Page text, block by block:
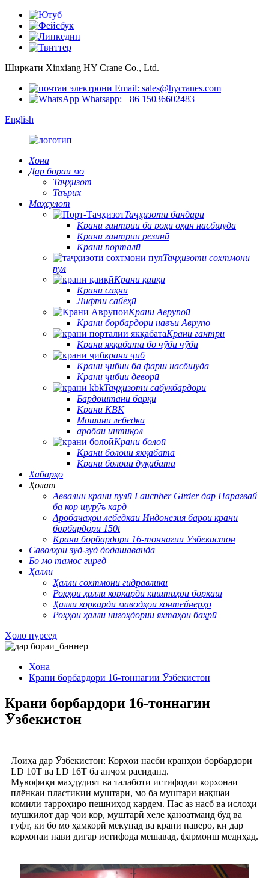
Ширкати Xinxiang HY Crane Co., Ltd.
Email: sales@hycranes.com
Whatsapp: +86 15036602483
English
Хона
Дар бораи мо
Таҷҳизот
Таърих
Маҳсулот
Таҷҳизоти бандарӣ
Крани гантрии ба роҳи оҳан насбшуда
Крани гантрии резинӣ
Крани порталӣ
Таҷҳизоти сохтмони
пул
Крани қаиқӣ
Крани саҳни
Лифти сайёҳӣ
Крани Аврупоӣ
Крани борбардори навъи Аврупо
Крани гантри
Крани якқабата бо чӯби чӯбӣ
крани ҷиб
Крани ҷибии ба фарш насбшуда
Крани ҷибии деворӣ
Таҷҳизоти сабукбардорӣ
Бардоштани барқӣ
Крани KBK
Мошини лебедка
аробаи интиқол
Крани болоӣ
Крани болоии якқабата
Крани болоии дуқабата
Хабарҳо
Ҳолат
Аввалин крани пулӣ Laucnher Girder дар Парагвай
ба кор шурӯъ кард
Аробачаҳои лебедкаи Индонезия барои крани
борбардори 150t
Крани борбардори 16-тоннагии Ӯзбекистон
Саволҳои зуд-зуд додашаванда
Бо мо тамос гиред
Ҳалли
Ҳалли сохтмони гидравликӣ
Роҳҳои ҳалли коркарди киштиҳои боркаш
Ҳалли коркарди маводҳои контейнерҳо
Роҳҳои ҳалли нигоҳдории яхтаҳои баҳрӣ
Ҳоло пурсед
Хона
Крани борбардори 16-тоннагии Ӯзбекистон
Крани борбардори 16-тоннагии
Ӯзбекистон
Лоиҳа дар Ӯзбекистон: Корҳои насби кранҳои борбардори
LD 10T ва LD 16T ба анҷом расиданд.
Мувофиқи маҳдудият ва талаботи истифодаи корхонаи
плёнкаи пластикии муштарӣ, мо ба муштарӣ нақшаи
комили тарроҳиро пешниҳод кардем. Пас аз насб ва ислоҳи
мушкилот дар ҷои кор, муштарӣ хеле қаноатманд буд ва
гуфт, ки бо мо ҳамкорӣ мекунад ва крани наверо, ки дар
корхонаи нави дигар истифода мешавад, фармоиш медиҳад.